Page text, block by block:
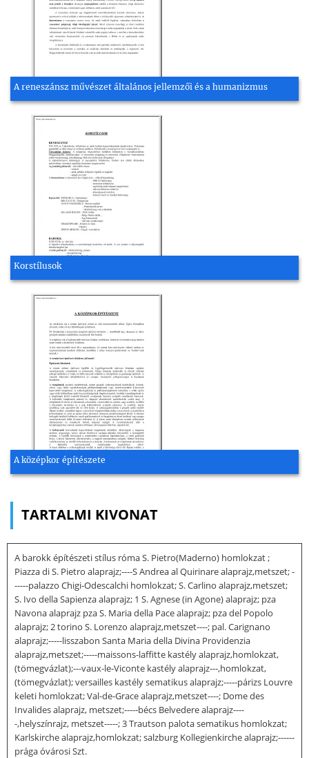
A reneszánsz művészet általános jellemzői és a humanizmus
Korstílusok
A középkor építészete
TARTALMI KIVONAT
A barokk építészeti stílus róma S. Pietro(Maderno) homlokzat ;
Piazza di S. Pietro alaprajz;----S Andrea al Quirinare alaprajz,metszet; -
-----palazzo Chigi-Odescalchi homlokzat; S. Carlino alaprajz,metszet;
S. Ivo della Sapienza alaprajz; 1 S. Agnese (in Agone) alaprajz; pza
Navona alaprajz pza S. Maria della Pace alaprajz; pza del Popolo
alaprajz; 2 torino S. Lorenzo alaprajz,metszet----; pal. Carignano
alaprajz;-----lisszabon Santa Maria della Divina Providenzia
alaprajz,metszet;-----maissons-laffitte kastély alaprajz,homlokzat,
(tömegvázlat);---vaux-le-Viconte kastély alaprajz---,homlokzat,
(tömegvázlat); versailles kastély sematikus alaprajz;-----párizs Louvre
keleti homlokzat; Val-de-Grace alaprajz,metszet----; Dome des
Invalides alaprajz, metszet;-----bécs Belvedere alaprajz----
-,helyszínrajz, metszet-----; 3 Trautson palota sematikus homlokzat;
Karlskirche alaprajz,homlokzat; salzburg Kollegienkirche alaprajz;------
prága óvárosi Szt.